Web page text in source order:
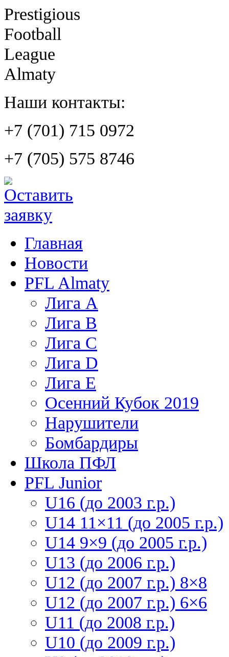
Prestigious
Football
League
Almaty
Наши контакты:
+7 (701) 715 0972
+7 (705) 575 8746
Главная
Новости
PFL Almaty
Лига A
Лига В
Лига С
Лига D
Лига Е
Осенний Кубок 2019
Нарушители
Бомбардиры
Школа ПФЛ
PFL Junior
U16 (до 2003 г.р.)
U14 11×11 (до 2005 г.р.)
U14 9×9 (до 2005 г.р.)
U13 (до 2006 г.р.)
U12 (до 2007 г.р.) 8×8
U12 (до 2007 г.р.) 6×6
U11 (до 2008 г.р.)
U10 (до 2009 г.р.)